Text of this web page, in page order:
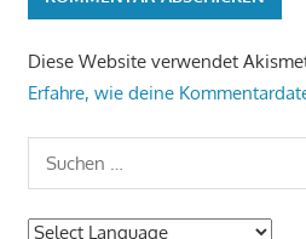
Diese Website verwendet
Erfahre, wie deine
Suchen
nach: